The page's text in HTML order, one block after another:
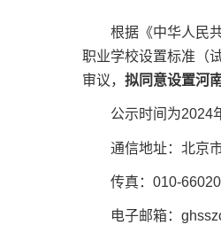
根据《中华人民共
职业学校设置标准（
审议， 拟同意设置河
公示时间为2024年
通信地址：北京市
传真：010-
电子邮箱：